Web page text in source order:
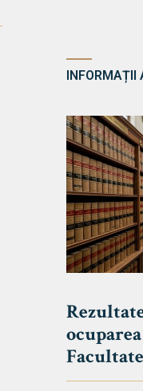
INFORMAȚII